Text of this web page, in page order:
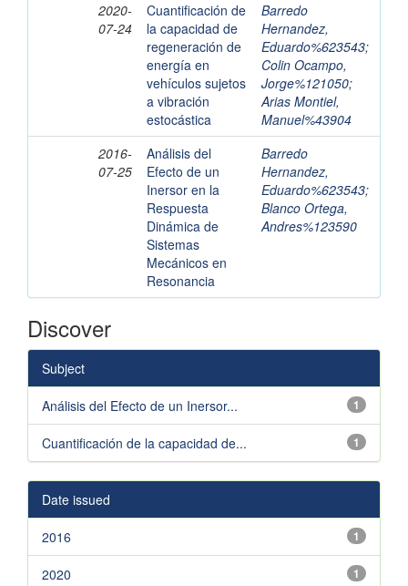
2020-
07-24
Cuantificación de
la capacidad de
regeneración de
energía en
vehículos sujetos
a vibración
estocástica
Barredo
Hernandez,
Eduardo%623543;
Colin Ocampo,
Jorge%121050;
Arias Montiel,
Manuel%43904
2016-
07-25
Análisis del
Efecto de un
Inersor en la
Respuesta
Dinámica de
Sistemas
Mecánicos en
Resonancia
Barredo
Hernandez,
Eduardo%623543;
Blanco Ortega,
Andres%123590
Discover
Subject
1
Análisis del Efecto de un Inersor...
1
Cuantificación de la capacidad de...
Date issued
1
2016
1
2020